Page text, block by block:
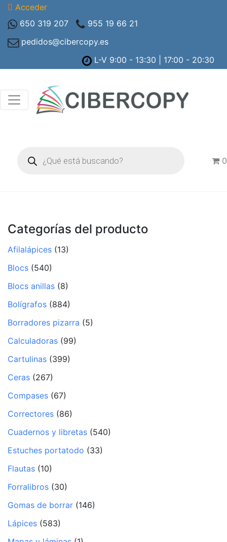
Acceder
650 319 207
955 19 66 21
pedidos@cibercopy.es
L-V 9:00 - 13:30 | 17:00 - 20:30
productos
0
Categorías del producto
Afilalápices (13)
Blocs (540)
Blocs anillas (8)
Bolígrafos (884)
Borradores pizarra (5)
Calculadoras (99)
Cartulinas (399)
Ceras (267)
Compases (67)
Correctores (86)
Cuadernos y libretas (540)
Estuches portatodo (33)
Flautas (10)
Forralibros (30)
Gomas de borrar (146)
Lápices (583)